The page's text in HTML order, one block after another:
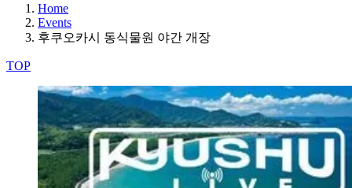
Home
Events
후쿠오카시 동식물원 야간 개장
TOP